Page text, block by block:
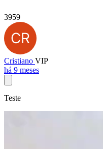
3959
Cristiano VIP
há 9 meses
Teste